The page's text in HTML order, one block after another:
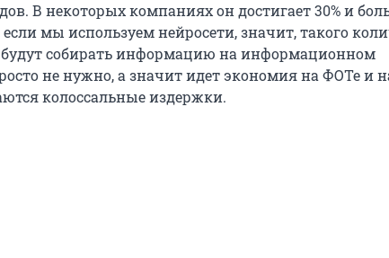
В некоторых компаниях он достигает 30% и
если мы используем нейросети, значит, такого
собирать информацию на информационном
не нужно, а значит идет экономия на ФОТе и
колоссальные издержки.